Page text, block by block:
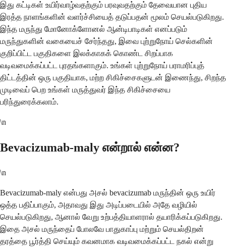
இது கட்டிகள் உயிர்வாழ்வதற்கும் பரவுவதற்கும் தேவையான புதிய
இரத்த நாளங்களின் வளர்ச்சியைத் தடுப்பதன் மூலம் செயல்படுகிறது.
இந்த மருந்து மோனோக்ளோனல் ஆன்டிபாடிகள் எனப்படும்
மருந்துகளின் வகையைச் சேர்ந்தது, இவை புற்றுநோய் செல்களின்
குறிப்பிட்ட பகுதிகளை இலக்காகக் கொண்ட சிறப்பாக
வடிவமைக்கப்பட்ட புரதங்களாகும். உங்கள் புற்றுநோய் பராமரிப்புத்
திட்டத்தின் ஒரு பகுதியாக, மற்ற சிகிச்சைகளுடன் இணைந்து, சிறந்த
முடிவைப் பெற உங்கள் மருத்துவர் இந்த சிகிச்சையை
பரிந்துரைக்கலாம்.
\n
Bevacizumab-maly என்றால் என்ன?
\n
Bevacizumab-maly என்பது அசல் bevacizumab மருந்தின் ஒரு உயிர்
ஒத்த பதிப்பாகும், அதாவது இது அடிப்படையில் அதே வழியில்
செயல்படுகிறது, ஆனால் வேறு உற்பத்தியாளரால் தயாரிக்கப்படுகிறது.
இதை அசல் மருந்தைப் போலவே பாதுகாப்பு மற்றும் செயல்திறன்
தரத்தை பூர்த்தி செய்யும் கவனமாக வடிவமைக்கப்பட்ட நகல் என்று